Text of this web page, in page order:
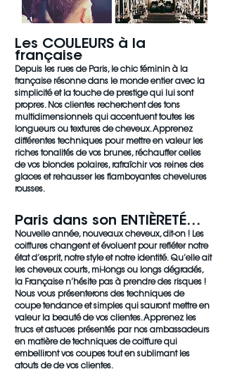
Les COULEURS à la
française
Depuis les rues de Paris, le chic féminin à la
française résonne dans le monde entier avec la
simplicité et la touche de prestige qui lui sont
propres. Nos clientes recherchent des tons
multidimensionnels qui accentuent toutes les
longueurs ou textures de cheveux. Apprenez
différentes techniques pour mettre en valeur les
riches tonalités de vos brunes, réchauffer celles
de vos blondes polaires, rafraîchir vos reines des
glaces et rehausser les flamboyantes chevelures
rousses.
Paris dans son ENTIÈRETÉ…
Nouvelle année, nouveaux cheveux, dit-on ! Les
coiffures changent et évoluent pour refléter notre
état d’esprit, notre style et notre identité. Qu’elle ait
les cheveux courts, mi-longs ou longs dégradés,
la Française n’hésite pas à prendre des risques !
Nous vous présenterons des techniques de
coupe tendance et simples qui sauront mettre en
valeur la beauté de vos clientes. Apprenez les
trucs et astuces présentés par nos ambassadeurs
en matière de techniques de coiffure qui
embelliront vos coupes tout en sublimant les
atouts de de vos clientes.